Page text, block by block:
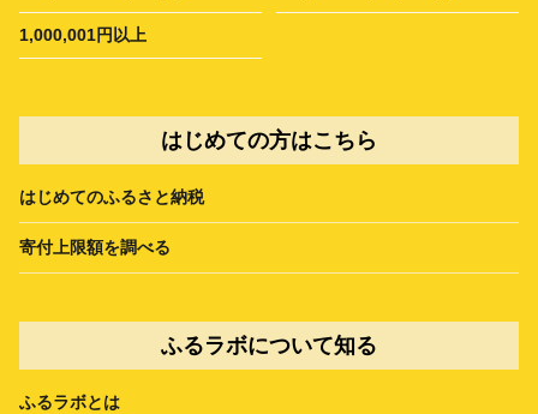
1,000,001円以上
はじめての方はこちら
はじめてのふるさと納税
寄付上限額を調べる
ふるラボについて知る
ふるラボとは